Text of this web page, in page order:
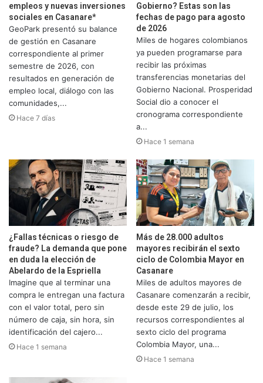
empleos y nuevas inversiones
sociales en Casanare*
GeoPark presentó su balance
de gestión en Casanare
correspondiente al primer
semestre de 2026, con
resultados en generación de
empleo local, diálogo con las
comunidades,...
Hace 7 días
Gobierno? Estas son las
fechas de pago para agosto
de 2026
Miles de hogares colombianos
ya pueden programarse para
recibir las próximas
transferencias monetarias del
Gobierno Nacional. Prosperidad
Social dio a conocer el
cronograma correspondiente
a...
Hace 1 semana
¿Fallas técnicas o riesgo de
fraude? La demanda que pone
en duda la elección de
Abelardo de la Espriella
Imagine que al terminar una
compra le entregan una factura
con el valor total, pero sin
número de caja, sin hora, sin
identificación del cajero...
Hace 1 semana
Más de 28.000 adultos
mayores recibirán el sexto
ciclo de Colombia Mayor en
Casanare
Miles de adultos mayores de
Casanare comenzarán a recibir,
desde este 29 de julio, los
recursos correspondientes al
sexto ciclo del programa
Colombia Mayor, una...
Hace 1 semana